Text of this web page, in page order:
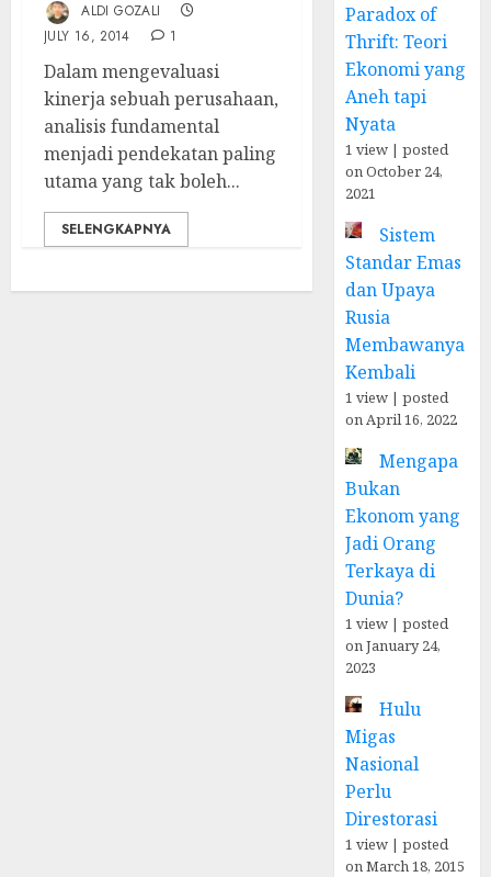
ALDI GOZALI
JULY 16, 2014
1
Dalam mengevaluasi
kinerja sebuah perusahaan,
analisis fundamental
menjadi pendekatan paling
utama yang tak boleh...
SELENGKAPNYA
Paradox of
Thrift: Teori
Ekonomi yang
Aneh tapi
Nyata
1 view |posted
on October 24,
2021
Sistem
Standar Emas
dan Upaya
Rusia
Membawanya
Kembali
1 view |posted
on April 16, 2022
Mengapa
Bukan
Ekonom yang
Jadi Orang
Terkaya di
Dunia?
1 view |posted
on January 24,
2023
Hulu
Migas
Nasional
Perlu
Direstorasi
1 view |posted
on March 18, 2015